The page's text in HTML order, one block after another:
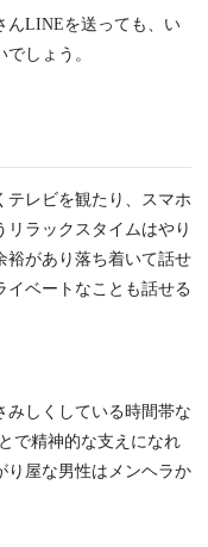
んLINEを送っても、い
しょう。
テレビを観たり、スマホ
ラックスタイムはやり
裕があり落ち着いて話せ
イベートなことも話せる
みしくしている時間帯な
で精神的な支えになれ
り屋な男性はメンヘラか